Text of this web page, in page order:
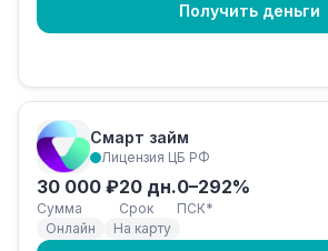
Получить деньги
Смарт займ
Лицензия ЦБ РФ
30 000 ₽
Сумма
20 дн.
Срок
0–292%
ПСК*
Онлайн
На карту